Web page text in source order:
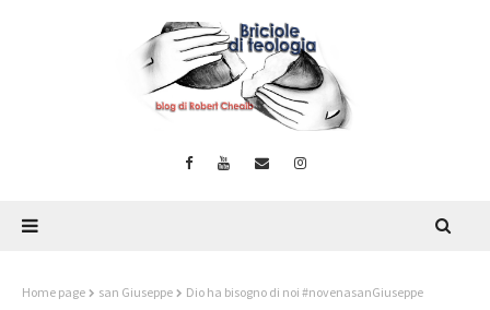
Home page san Giuseppe Dio ha bisogno di noi #novenasanGiuseppe